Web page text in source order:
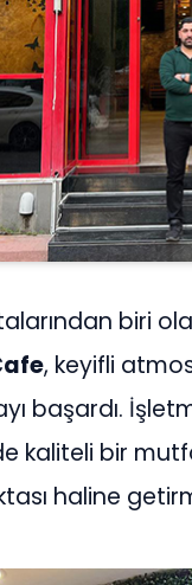
biri
, keyifli
başardı.
kaliteli bir
haline